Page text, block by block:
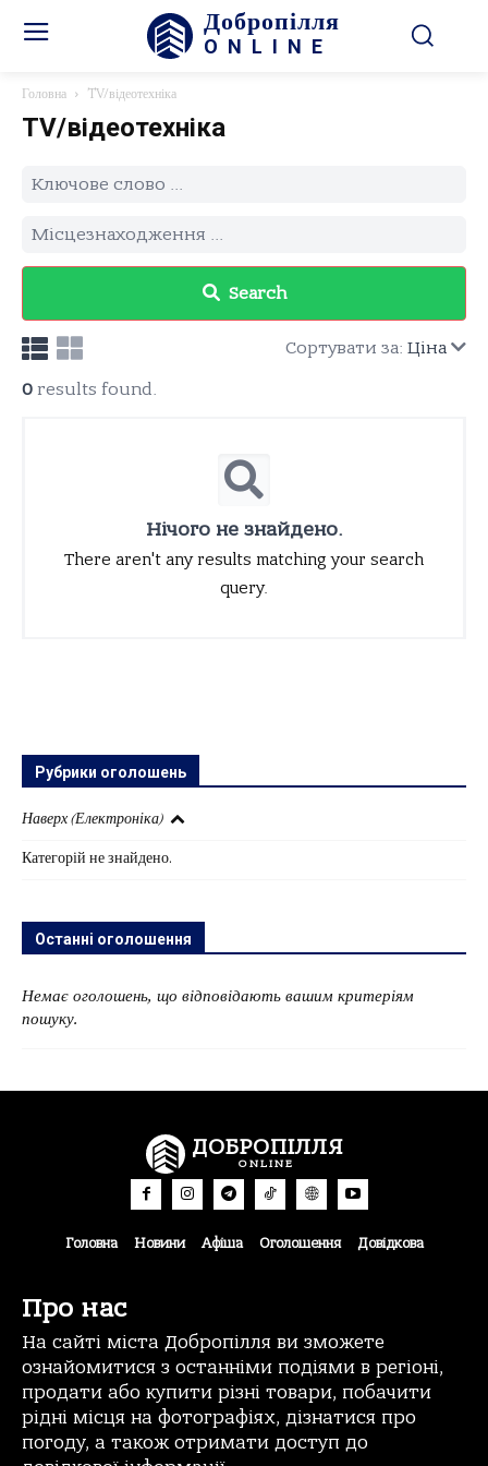
Добропілля
ONLINE
Головна TV/відеотехніка
TV/відеотехніка
Search
Сортувати за: Ціна
0 results found.
Нічого не знайдено.
There aren't any results matching your search
query.
Рубрики оголошень
Наверх (Електроніка)
Категорій не знайдено.
Останні оголошення
Немає оголошень, що відповідають вашим критеріям
пошуку.
ДОБРОПІЛЛЯ
ONLINE
Головна Новини Афіша Оголошення Довідкова
Про нас
На сайті міста Добропілля ви зможете
ознайомитися з останніми подіями в регіоні,
продати або купити різні товари, побачити
рідні місця на фотографіях, дізнатися про
погоду, а також отримати доступ до